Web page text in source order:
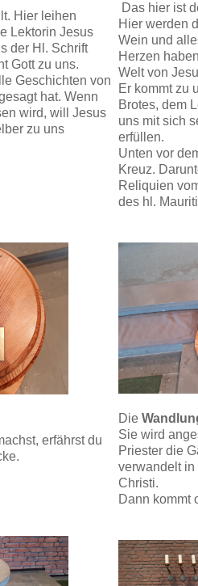
Hier leihen
Lektorin Jesus
der Hl. Schrift
Gott zu uns.
Geschichten von
hat. Wenn
wird, will Jesus
zu uns
Das hier ist
Hier werden
Wein und
Herzen
Welt von
Er kommt zu
Brotes, dem
uns mit sich
erfüllen.
Unten vor
Kreuz.
Reliquien
des hl.
erfährst du
Die
Sie wird
Priester die
verwandelt
Christi.
Dann kommt